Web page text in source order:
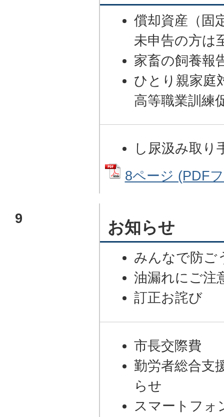
償却資産（固
未申告の方は
家畜の飼養報
ひとり親家庭
高等職業訓練
し尿汲み取り
8ページ (PDF
9 お知らせ
みんなで防ご
油漏れにご注
訂正お詫び
市長交際費
勤労者総合支
らせ
スマートフォ